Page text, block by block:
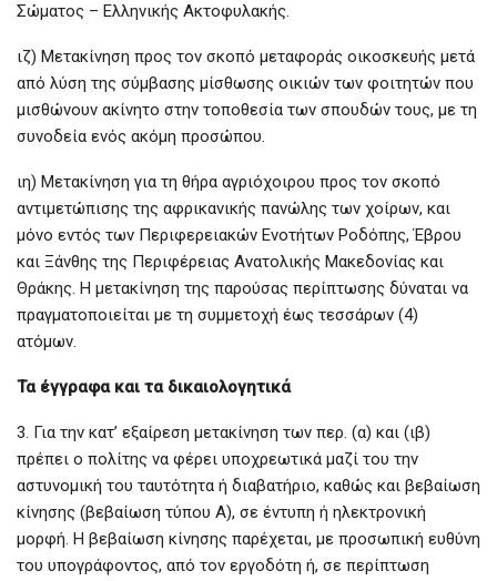
Σώματος – Ελληνικής Ακτοφυλακής.
ιζ) Μετακίνηση προς τον σκοπό μεταφοράς οικοσκευής μετά
από λύση της σύμβασης μίσθωσης οικιών των φοιτητών που
μισθώνουν ακίνητο στην τοποθεσία των σπουδών τους, με τη
συνοδεία ενός ακόμη προσώπου.
ιη) Μετακίνηση για τη θήρα αγριόχοιρου προς τον σκοπό
αντιμετώπισης της αφρικανικής πανώλης των χοίρων, και
μόνο εντός των Περιφερειακών Ενοτήτων Ροδόπης, Έβρου
και Ξάνθης της Περιφέρειας Ανατολικής Μακεδονίας και
Θράκης. Η μετακίνηση της παρούσας περίπτωσης δύναται να
πραγματοποιείται με τη συμμετοχή έως τεσσάρων (4)
ατόμων.
Τα έγγραφα και τα δικαιολογητικά
3. Για την κατ’ εξαίρεση μετακίνηση των περ. (α) και (ιβ)
πρέπει ο πολίτης να φέρει υποχρεωτικά μαζί του την
αστυνομική του ταυτότητα ή διαβατήριο, καθώς και βεβαίωση
κίνησης (βεβαίωση τύπου Α), σε έντυπη ή ηλεκτρονική
μορφή. Η βεβαίωση κίνησης παρέχεται, με προσωπική ευθύνη
του υπογράφοντος, από τον εργοδότη ή, σε περίπτωση